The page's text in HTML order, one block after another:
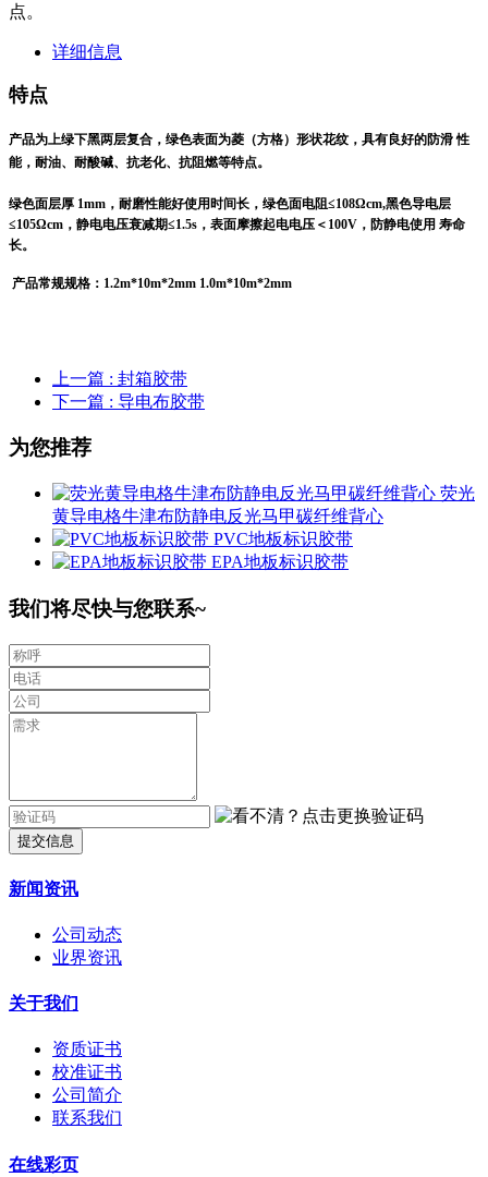
点。
详细信息
特点
产品为上绿下黑两层复合，绿色表面为菱（方格）形状花纹，具有良好的防滑 性
能，耐油、耐酸碱、抗老化、抗阻燃等特点。
绿色面层厚 1mm，耐磨性能好使用时间长，绿色面电阻≤108Ωcm,黑色导电层
≤105Ωcm，静电电压衰减期≤1.5s，表面摩擦起电电压＜100V，防静电使用 寿命
长。
产品常规规格： 1.2m*10m*2mm 1.0m*10m*2mm
上一篇 : 封箱胶带
下一篇 : 导电布胶带
为您推荐
荧光
黄导电格牛津布防静电反光马甲碳纤维背心
PVC地板标识胶带
EPA地板标识胶带
我们将尽快与您联系~
提交信息
新闻资讯
公司动态
业界资讯
关于我们
资质证书
校准证书
公司简介
联系我们
在线彩页